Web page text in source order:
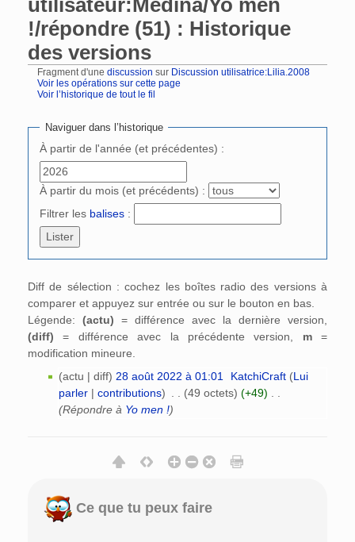
utilisateur:Medina/Yo men
!/répondre (51) : Historique
des versions
Fragment d'une discussion sur Discussion utilisatrice:Lilia.2008
Voir les opérations sur cette page
Voir l’historique de tout le fil
Naviguer dans l’historique
À partir de l'année (et précédentes) :
À partir du mois (et précédents) :
Filtrer les balises :
Diff de sélection : cochez les boîtes radio des versions à
comparer et appuyez sur entrée ou sur le bouton en bas.
Légende: (actu) = différence avec la dernière version,
(diff) = différence avec la précédente version, m=
modification mineure.
(actu | diff) 28 août 2022 à 01:01 KatchiCraft (Lui
parler| contributions) (49 octets) (+49)
(Répondre à Yo men !)
Ce que tu peux faire